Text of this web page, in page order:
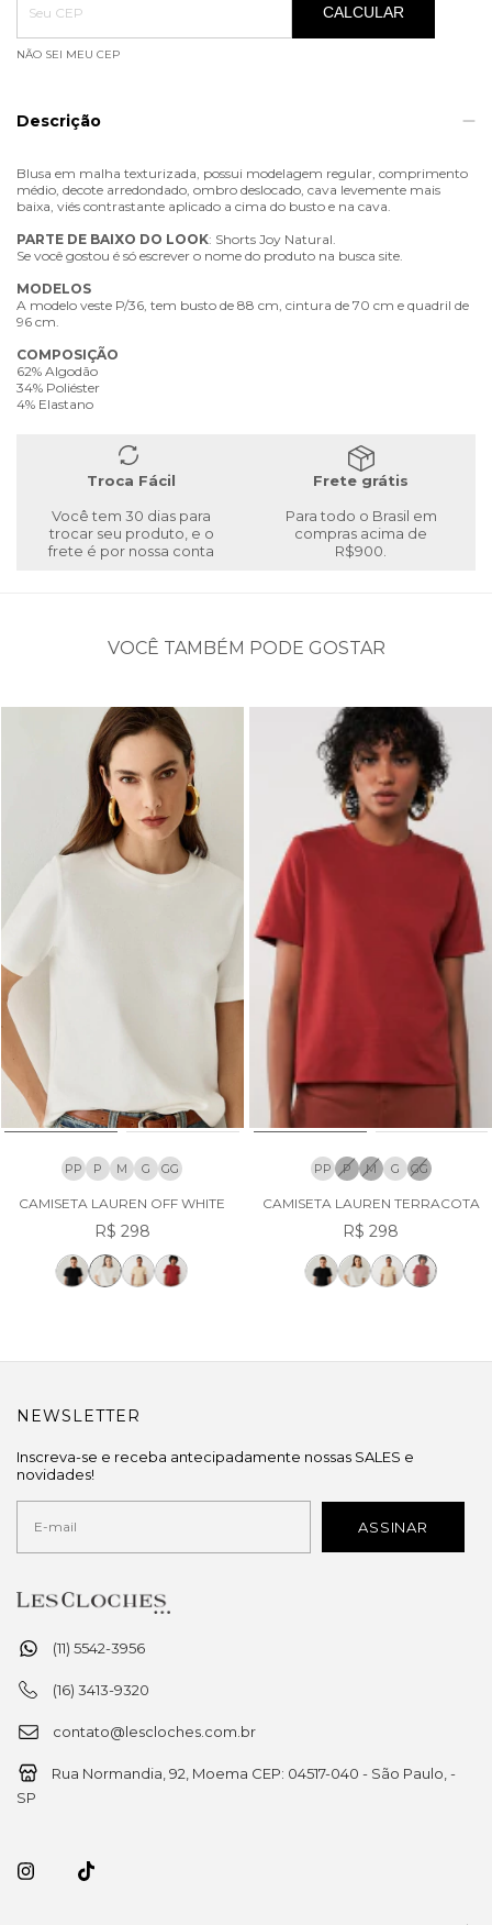
CALCULAR
NÃO SEI MEU CEP
Descrição
Blusa em malha texturizada, possui modelagem regular, comprimento
médio, decote arredondado, ombro deslocado, cava levemente mais
baixa, viés contrastante aplicado a cima do busto e na cava.
PARTE DE BAIXO DO LOOK: Shorts Joy Natural.
Se você gostou é só escrever o nome do produto na busca site.
MODELOS
A modelo veste P/36, tem busto de 88 cm, cintura de 70 cm e quadril de
96 cm.
COMPOSIÇÃO
62% Algodão
34% Poliéster
4% Elastano
Troca Fácil
Você tem 30 dias para
trocar seu produto, e o
frete é por nossa conta
Frete grátis
Para todo o Brasil em
compras acima de
R$900.
VOCÊ TAMBÉM PODE GOSTAR
PP P M G GG
CAMISETA LAUREN OFF WHITE
R$ 298
PP P M G GG
CAMISETA LAUREN TERRACOTA
R$ 298
(11) 5542-3956
(16) 3413-9320
contato@lescloches.com.br
Rua Normandia, 92, Moema CEP: 04517-040 - São Paulo, -
SP
NEWSLETTER
Inscreva-se e receba antecipadamente nossas SALES e
novidades!